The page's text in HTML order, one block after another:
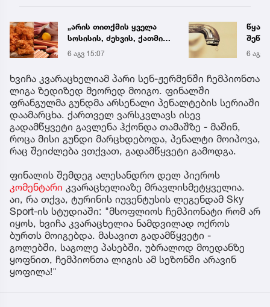
„არის თითქმის ყველა
სოსისის, ძეხვის, ქათმის
„ნაგეთსებსა“ და
ნახევარფაბრიკატებში“ -
სურსათის უვნებლობის
სპეციალისტის მიმართვა
6 აგვ 15:07 6 აგვ
ხვიჩა კვარაცხელიამ პარი სენ-ჟერმენში ჩემპიონთა
ლიგა ზედიზედ მეორედ მოიგო. ფინალში
ფრანგულმა გუნდმა არსენალი პენალტების სერიაში
დაამარცხა. ქართველ ვარსკვლავს ისევ
გადამწყვეტი გავლენა ჰქონდა თამაშზე - მაშინ,
როცა მისი გუნდი მარცხდებოდა, პენალტი მოიპოვა,
რაც შეიძლება ვთქვათ, გადამწყვეტი გამოდგა.
ფინალის შემდეგ ალესანდრო დელ პიეროს
კომენტარი კვარაცხელიაზე მრავლისმეტყველია.
აი, რა თქვა, ტურინის იუვენტუსის ლეგენდამ Sky
Sport-ის სტუდიაში: "მსოფლიოს ჩემპიონატი რომ არ
იყოს, ხვიჩა კვარაცხელია ნამდვილად ოქროს
ბურთს მოიგებდა. მასავით გადამწყვეტი -
გოლებში, საგოლე პასებში, უბრალოდ მოედანზე
ყოფნით, ჩემპიონთა ლიგის ამ სეზონში არავინ
ყოფილა!"